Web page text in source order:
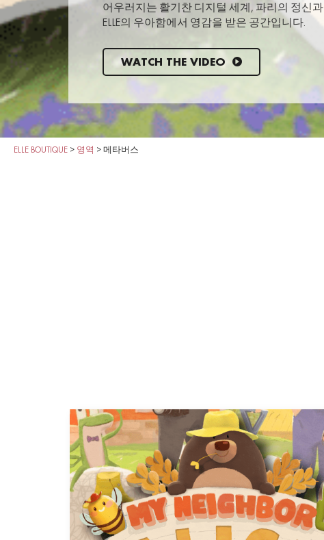
어우러지는 활기찬 디지털 세계, 파리의 정신과
ELLE의 우아함에서 영감을 받은 공간입니다.
WATCH THE VIDEO
ELLE BOUTIQUE > 영역 > 메타버스